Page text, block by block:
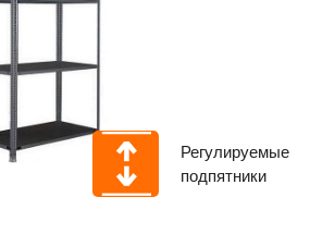
Регулируемые
подпятники